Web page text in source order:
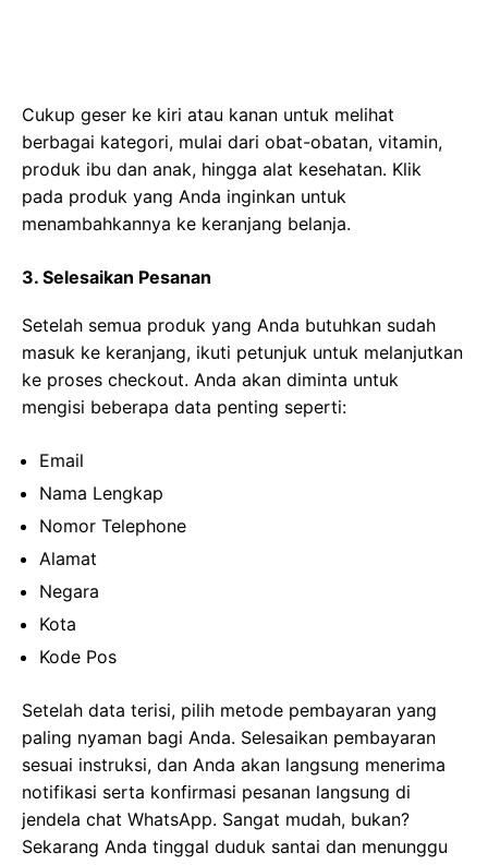
Cukup geser ke kiri atau kanan untuk melihat
berbagai kategori, mulai dari obat-obatan, vitamin,
produk ibu dan anak, hingga alat kesehatan. Klik
pada produk yang Anda inginkan untuk
menambahkannya ke keranjang belanja.
3. Selesaikan Pesanan
Setelah semua produk yang Anda butuhkan sudah
masuk ke keranjang, ikuti petunjuk untuk melanjutkan
ke proses checkout. Anda akan diminta untuk
mengisi beberapa data penting seperti:
Email
Nama Lengkap
Nomor Telephone
Alamat
Negara
Kota
Kode Pos
Setelah data terisi, pilih metode pembayaran yang
paling nyaman bagi Anda. Selesaikan pembayaran
sesuai instruksi, dan Anda akan langsung menerima
notifikasi serta konfirmasi pesanan langsung di
jendela chat WhatsApp. Sangat mudah, bukan?
Sekarang Anda tinggal duduk santai dan menunggu